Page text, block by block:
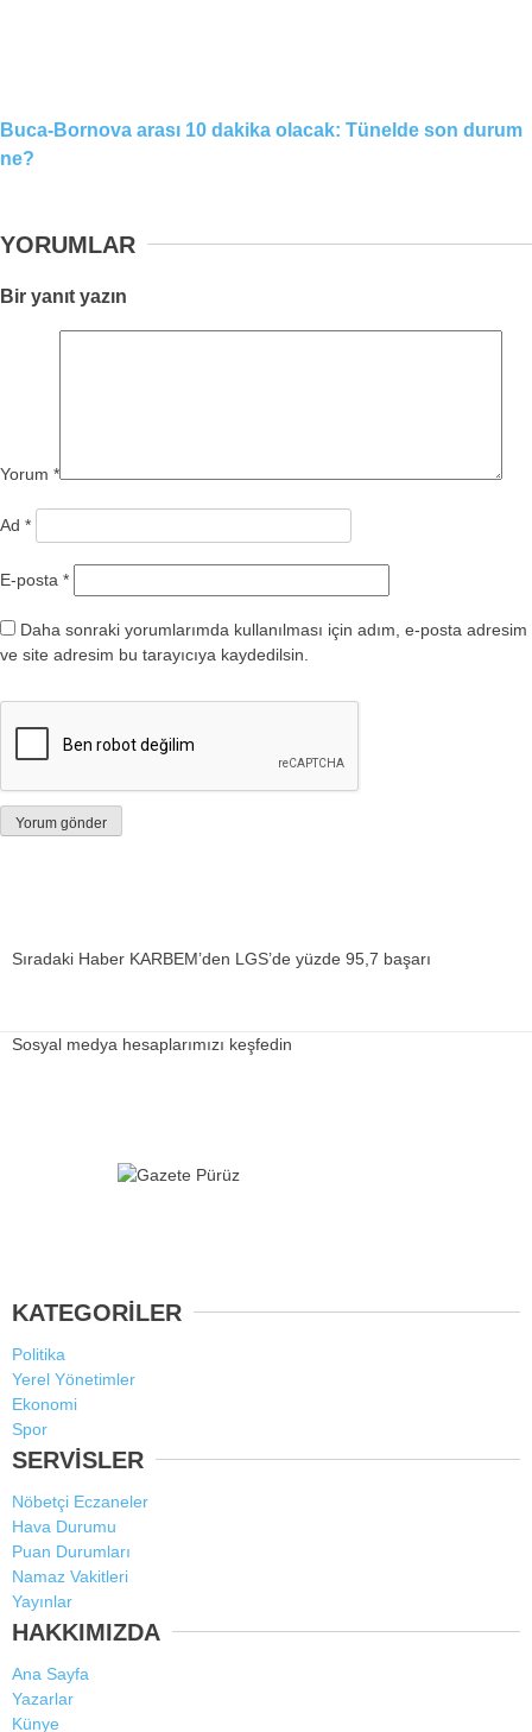
Buca-Bornova arası 10 dakika olacak: Tünelde son durum
ne?
YORUMLAR
Bir yanıt yazın
Yorum *
Ad *
E-posta *
Daha sonraki yorumlarımda kullanılması için adım, e-posta adresim
ve site adresim bu tarayıcıya kaydedilsin.
Sıradaki Haber KARBEM’den LGS’de yüzde 95,7 başarı
Sosyal medya hesaplarımızı keşfedin
KATEGORİLER
Politika
Yerel Yönetimler
Ekonomi
Spor
SERVİSLER
Nöbetçi Eczaneler
Hava Durumu
Puan Durumları
Namaz Vakitleri
Yayınlar
HAKKIMIZDA
Ana Sayfa
Yazarlar
Künye